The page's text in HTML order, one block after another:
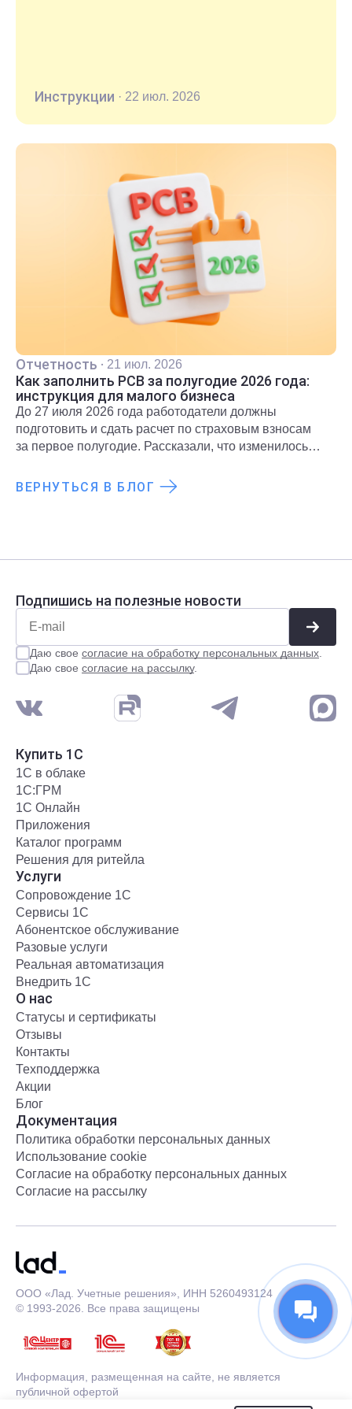
Инструкции · 22 июл. 2026
Отчетность · 21 июл. 2026
Как заполнить РСВ за полугодие 2026 года:
инструкция для малого бизнеса
До 27 июля 2026 года работодатели должны
подготовить и сдать расчет по страховым взносам
за первое полугодие. Рассказали, что изменилось
включить в расчет.
ВЕРНУТЬСЯ В БЛОГ
Подпишись на полезные новости
Даю свое согласие на обработку персональных данных
Даю свое согласие на рассылку.
Купить 1С
1С в облаке
1С:ГРМ
1С Онлайн
Приложения
Каталог программ
Решения для ритейла
Услуги
Сопровождение 1С
Сервисы 1С
Абонентское обслуживание
Разовые услуги
Реальная автоматизация
Внедрить 1С
О нас
Статусы и сертификаты
Отзывы
Контакты
Техподдержка
Акции
Блог
Документация
Политика обработки персональных данных
Использование cookie
Согласие на обработку персональных данных
Согласие на рассылку
ООО «Лад. Учетные решения», ИНН 5260493124
© 1993-2026. Все права защищены
Информация, размещенная на сайте, не является
публичной офертой